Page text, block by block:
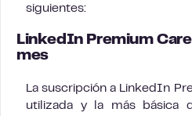
siguientes:
LinkedIn Premium
mes
La suscripción a LinkedIn
utilizada y la más básica